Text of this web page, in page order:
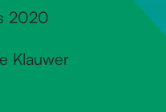
2020
Klauwer